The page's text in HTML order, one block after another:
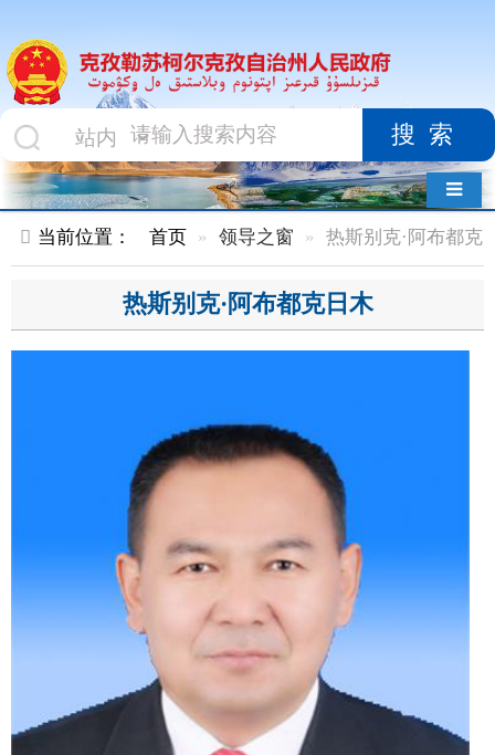
搜索
当前位置： 首页 领导之窗 热斯别克·阿布都克日木
热斯别克·阿布都克日木